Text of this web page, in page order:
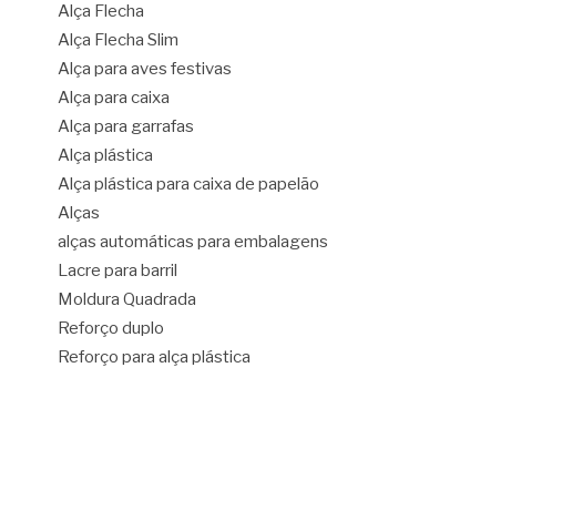
Alça Flecha
Alça Flecha Slim
Alça para aves festivas
Alça para caixa
Alça para garrafas
Alça plástica
Alça plástica para caixa de papelão
Alças
alças automáticas para embalagens
Lacre para barril
Moldura Quadrada
Reforço duplo
Reforço para alça plástica